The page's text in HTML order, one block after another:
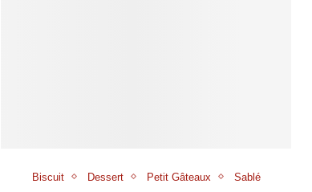
Biscuit Dessert Petit Gâteaux Sablé